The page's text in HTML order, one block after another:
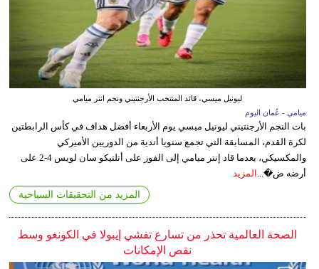
ليونيل ميسي، قائد المنتخب الأرجنتيني ونجم انتر ميامي
ميامي - عُمان اليوم
بات النجم الأرجنتيني ليونيل ميسي يوم الأربعاء أفضل هداف في كأس الرابطتين
لكرة القدم، المسابقة التي تجمع سنويا أندية من الدوريين الأميركي
والمكسيكي، بعدما قاد إنتر ميامي إلى الفوز على أتلتيكو سان لويس 4-2 على
أرضه ض�... المزيد
المزيد من التحقيقات السياحية
الصحة العالمية تحذر من تسارع تفشي إيبولا في الكونغو وسط
نقص الإمكانات